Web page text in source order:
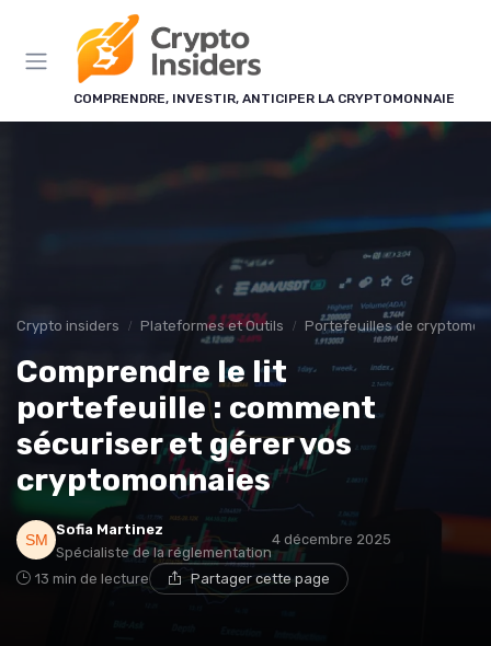
COMPRENDRE, INVESTIR, ANTICIPER LA CRYPTOMONNAIE
Crypto insiders Plateformes et Outils Portefeuilles de
Comprendre le lit
portefeuille : comment
sécuriser et gérer vos
cryptomonnaies
Sofia Martinez
Spécialiste de la réglementation
4 décembre 2025
13 min de lecture Partager cette page
Panneau de gestion des cookies